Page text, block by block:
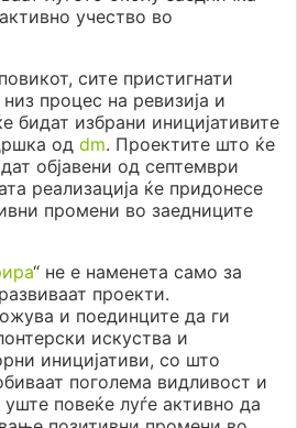
учество во
сите пристигнати
процес на ревизија и
бидат избрани иницијативите
од dm. Проектите што ќе
објавени од септември
реализација ќе придонесе
промени во заедниците
“ не е наменета само за
проекти.
и поединците да ги
искуства и
иницијативи, со што
поголема видливост и
повеќе луѓе активно да